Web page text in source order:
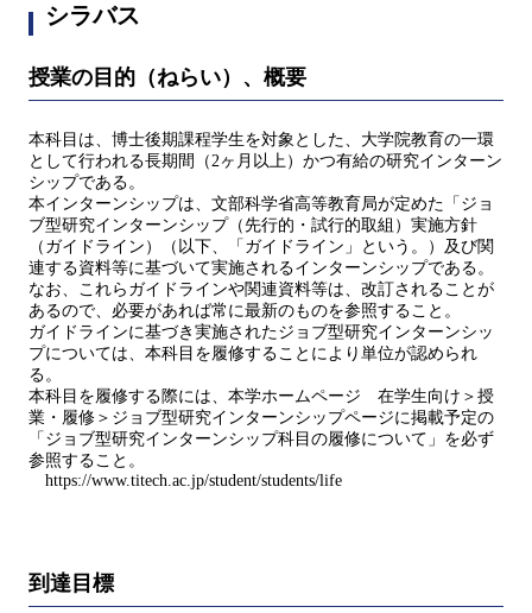
シラバス
授業の目的（ねらい）、概要
本科目は、博士後期課程学生を対象とした、大学院教育の一環
として行われる長期間（2ヶ月以上）かつ有給の研究インターン
シップである。
本インターンシップは、文部科学省高等教育局が定めた「ジョ
ブ型研究インターンシップ（先行的・試行的取組）実施方針
（ガイドライン）（以下、「ガイドライン」という。）及び関
連する資料等に基づいて実施されるインターンシップである。
なお、これらガイドラインや関連資料等は、改訂されることが
あるので、必要があれば常に最新のものを参照すること。
ガイドラインに基づき実施されたジョブ型研究インターンシッ
プについては、本科目を履修することにより単位が認められ
る。
本科目を履修する際には、本学ホームページ 在学生向け＞授
業・履修＞ジョブ型研究インターンシップページに掲載予定の
「ジョブ型研究インターンシップ科目の履修について」を必ず
参照すること。
https://www.titech.ac.jp/student/students/life
到達目標